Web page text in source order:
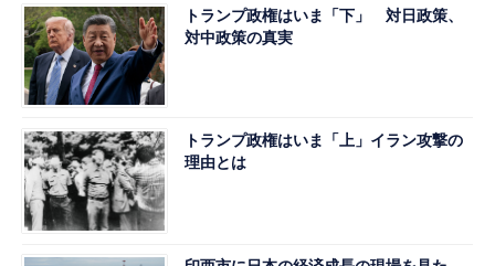
トランプ政権はいま「下」 対日政策、
対中政策の真実
トランプ政権はいま「上」イラン攻撃の
理由とは